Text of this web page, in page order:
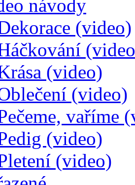
návody
(video)
(video)
(video)
vaříme
(video)
(video)